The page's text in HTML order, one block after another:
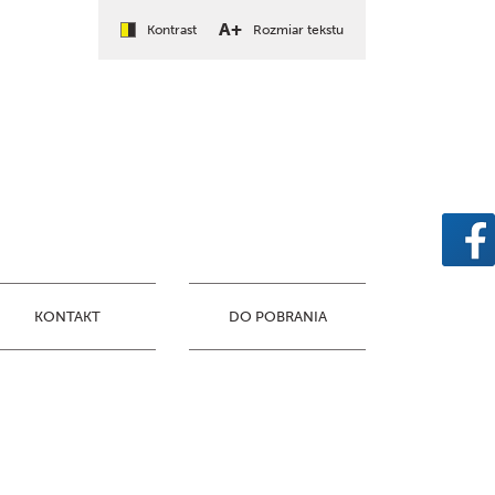
Kontrast A+ Rozmiar tekstu
KONTAKT DO POBRANIA